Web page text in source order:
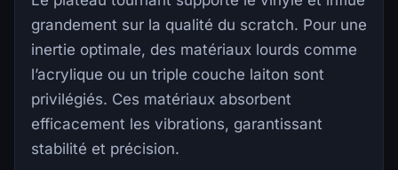
grandement sur la qualité du scratch. Pour une
inertie optimale, des matériaux lourds comme
l’acrylique ou un triple couche laiton sont
privilégiés. Ces matériaux absorbent
efficacement les vibrations, garantissant
stabilité et précision.